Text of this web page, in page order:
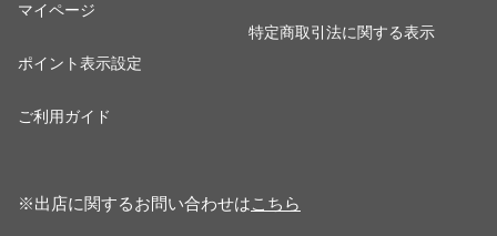
マイページ
ポイント表示設定
ご利用ガイド
特定商取引法に関する表示
※出店に関するお問い合わせはこちら